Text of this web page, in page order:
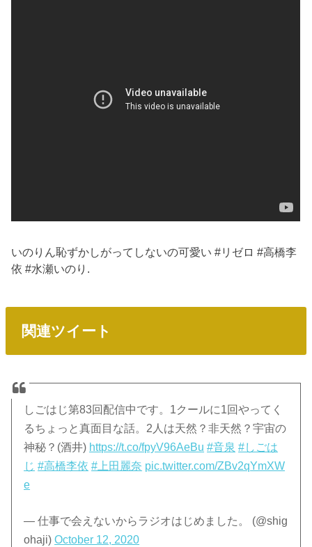
いのりん恥ずかしがってしないの可愛い #リゼロ #高橋李
依 #水瀬いのり.
関連ツイート
しごはじ第83回配信中です。1クールに1回やってく
るちょっと真面目な話。2人は天然？非天然？宇宙の
神秘？(酒井) https://t.co/fpyV96AeBu #音泉 #しごは
じ #高橋李依 #上田麗奈 pic.twitter.com/ZBv2qYmXW
e
— 仕事で会えないからラジオはじめました。 (@shig
ohaji)October 12, 2020